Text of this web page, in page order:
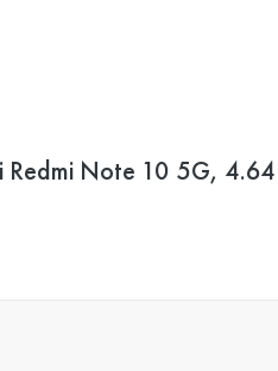
Note 10 5G,